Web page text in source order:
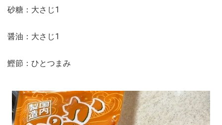
砂糖：大さじ1
醤油：大さじ1
鰹節：ひとつまみ